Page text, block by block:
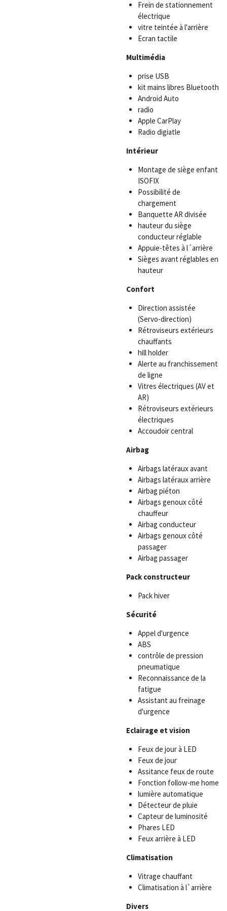
Frein de stationnement
électrique
vitre teintée à l'arrière
Ecran tactile
Multimédia
prise USB
kit mains libres Bluetooth
Android Auto
radio
Apple CarPlay
Radio digiatle
Intérieur
Montage de siège enfant
ISOFIX
Possibilité de
chargement
Banquette AR divisée
hauteur du siège
conducteur réglable
Appuie-têtes à l´arrière
Sièges avant réglables en
hauteur
Confort
Direction assistée
(Servo-direction)
Rétroviseurs extérieurs
chauffants
hill holder
Alerte au franchissement
de ligne
Vitres électriques (AV et
AR)
Rétroviseurs extérieurs
électriques
Accoudoir central
Airbag
Airbags latéraux avant
Airbags latéraux arrière
Airbag piéton
Airbags genoux côté
chauffeur
Airbag conducteur
Airbags genoux côté
passager
Airbag passager
Pack constructeur
Pack hiver
Sécurité
Appel d'urgence
ABS
contrôle de pression
pneumatique
Reconnaissance de la
fatigue
Assistant au freinage
d'urgence
Eclairage et vision
Feux de jour à LED
Feux de jour
Assitance feux de route
Fonction follow-me home
lumière automatique
Détecteur de pluie
Capteur de luminosité
Phares LED
Feux arrière à LED
Climatisation
Vitrage chauffant
Climatisation à l`arrière
Divers